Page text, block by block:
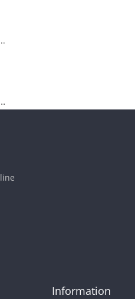
..
..
Information